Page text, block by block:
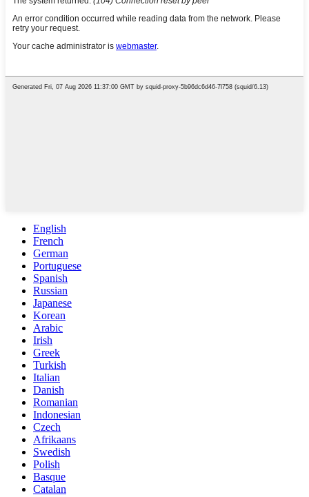
English
French
German
Portuguese
Spanish
Russian
Japanese
Korean
Arabic
Irish
Greek
Turkish
Italian
Danish
Romanian
Indonesian
Czech
Afrikaans
Swedish
Polish
Basque
Catalan